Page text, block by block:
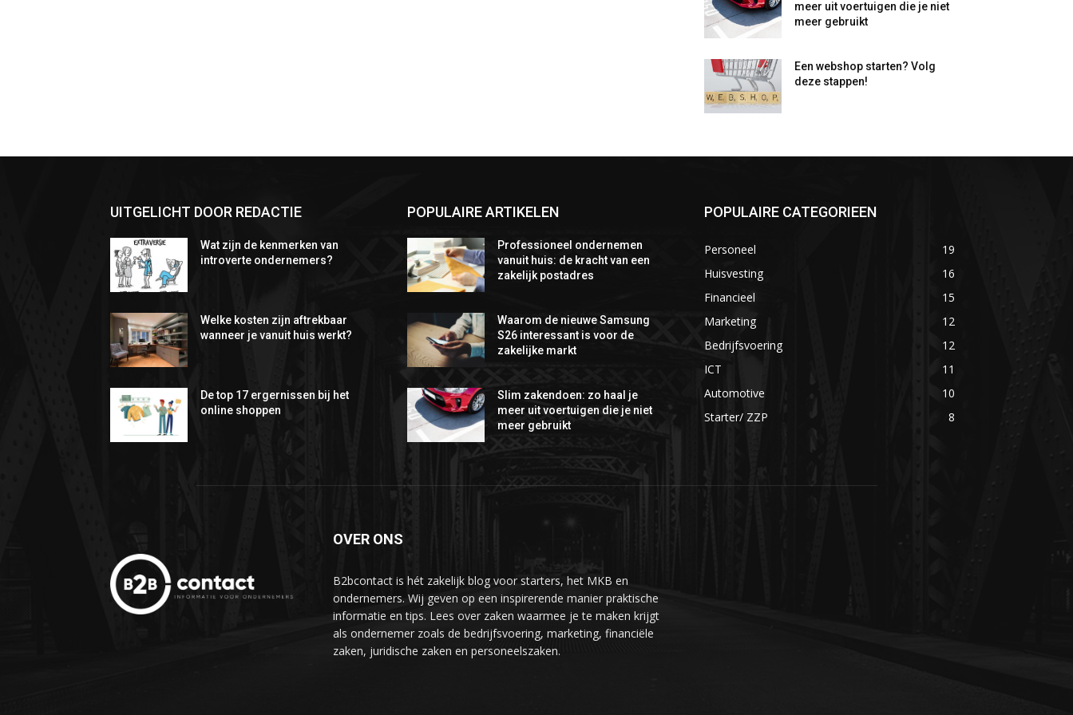
meer uit voertuigen die je niet
meer gebruikt
Een webshop starten? Volg
deze stappen!
UITGELICHT DOOR REDACTIE
Wat zijn de kenmerken van
introverte ondernemers?
Welke kosten zijn aftrekbaar
wanneer je vanuit huis werkt?
De top 17 ergernissen bij het
online shoppen
POPULAIRE ARTIKELEN
Professioneel ondernemen
vanuit huis: de kracht van een
zakelijk postadres
Waarom de nieuwe Samsung
S26 interessant is voor de
zakelijke markt
Slim zakendoen: zo haal je
meer uit voertuigen die je niet
meer gebruikt
POPULAIRE CATEGORIEEN
Personeel
19
Huisvesting
16
Financieel
15
Marketing
12
Bedrijfsvoering
12
ICT
11
Automotive
10
Starter/ ZZP
8
OVER ONS
B2bcontact is hét zakelijk blog voor starters, het MKB en
ondernemers. Wij geven op een inspirerende manier praktische
informatie en tips. Lees over zaken waarmee je te maken krijgt
als ondernemer zoals de bedrijfsvoering, marketing, financiële
zaken, juridische zaken en personeelszaken.